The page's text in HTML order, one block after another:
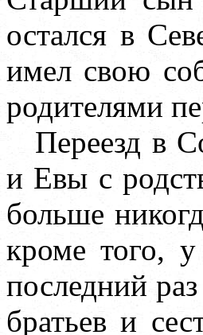
остался в
имел свою
родителями
Переезд в
и Евы с
больше
кроме того,
последний
братьев и